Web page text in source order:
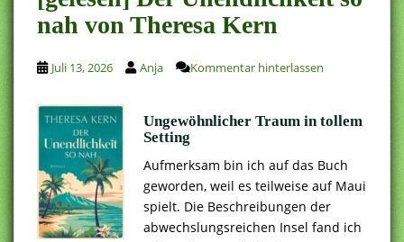
nah von Theresa Kern
Juli 13, 2026 Anja Kommentar hinterlassen
Ungewöhnlicher Traum in tollem
Setting
Aufmerksam bin ich auf das Buch
geworden, weil es teilweise auf Maui
spielt. Die Beschreibungen der
abwechslungsreichen Insel fand ich